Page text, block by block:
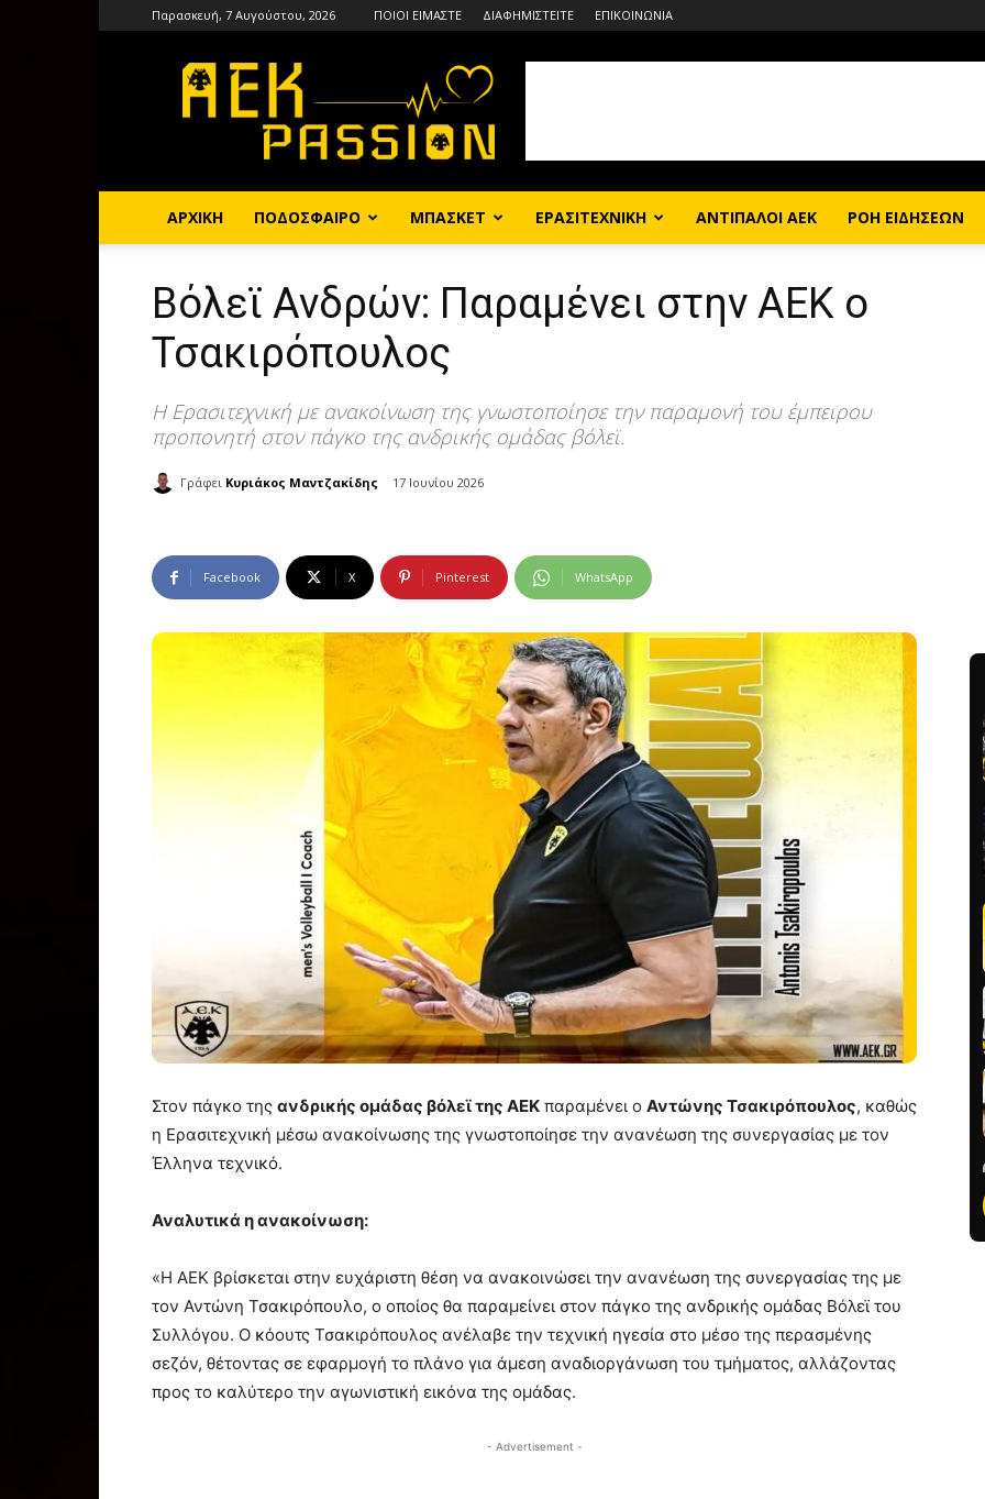
Παρασκευή, 7 Αυγούστου, 2026 ΠΟΙΟΙ ΕΙΜΑΣΤΕ ΔΙΑΦΗΜΙΣΤΕΙΤΕ ΕΠΙΚΟΙΝΩΝΙΑ
ΑΡΧΙΚΗ ΠΟΔΟΣΦΑΙΡΟ ΜΠΑΣΚΕΤ ΕΡΑΣΙΤΕΧΝΙΚΗ ΑΝΤΙΠΑΛΟΙ ΑΕΚ ΡΟΗ ΕΙΔΗΣΕΩΝ
Βόλεϊ Ανδρών: Παραμένει στην ΑΕΚ ο
Τσακιρόπουλος
Η Ερασιτεχνική με ανακοίνωση της γνωστοποίησε την παραμονή του έμπειρου
προπονητή στον πάγκο της ανδρικής ομάδας βόλεϊ.
Γράφει Κυριάκος Μαντζακίδης 17 Ιουνίου 2026
Facebook X Pinterest WhatsApp
Στον πάγκο της ανδρικής ομάδας βόλεϊ της ΑΕΚ παραμένει ο Αντώνης Τσακιρόπουλος, καθώς
η Ερασιτεχνική μέσω ανακοίνωσης της γνωστοποίησε την ανανέωση της συνεργασίας με τον
Έλληνα τεχνικό.
Αναλυτικά η ανακοίνωση:
«Η ΑΕΚ βρίσκεται στην ευχάριστη θέση να ανακοινώσει την ανανέωση της συνεργασίας της με
τον Αντώνη Τσακιρόπουλο, ο οποίος θα παραμείνει στον πάγκο της ανδρικής ομάδας Βόλεϊ του
Συλλόγου. Ο κόουτς Τσακιρόπουλος ανέλαβε την τεχνική ηγεσία στο μέσο της περασμένης
σεζόν, θέτοντας σε εφαρμογή το πλάνο για άμεση αναδιοργάνωση του τμήματος, αλλάζοντας
προς το καλύτερο την αγωνιστική εικόνα της ομάδας.
- Advertisement -